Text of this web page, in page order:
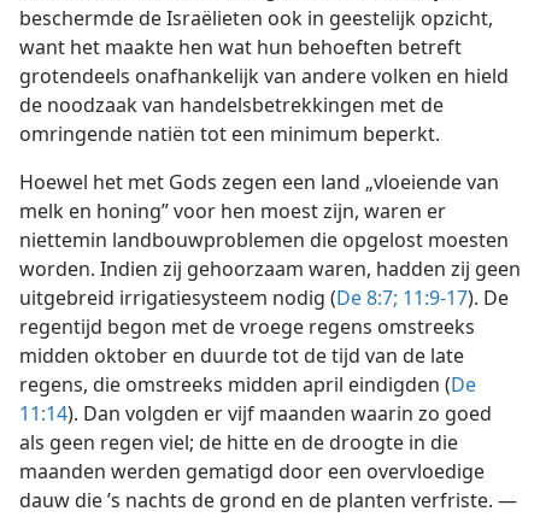
beschermde de Israëlieten ook in geestelijk opzicht,
want het maakte hen wat hun behoeften betreft
grotendeels onafhankelijk van andere volken en hield
de noodzaak van handelsbetrekkingen met de
omringende natiën tot een minimum beperkt.
Hoewel het met Gods zegen een land „vloeiende van
melk en honing” voor hen moest zijn, waren er
niettemin landbouwproblemen die opgelost moesten
worden. Indien zij gehoorzaam waren, hadden zij geen
uitgebreid irrigatiesysteem nodig (De 8:7; 11:9-17). De
regentijd begon met de vroege regens omstreeks
midden oktober en duurde tot de tijd van de late
regens, die omstreeks midden april eindigden (De
11:14). Dan volgden er vijf maanden waarin zo goed
als geen regen viel; de hitte en de droogte in die
maanden werden gematigd door een overvloedige
dauw die ’s nachts de grond en de planten verfriste. —